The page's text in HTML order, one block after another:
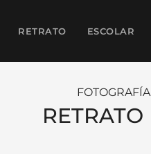
RETRATO ESCOLAR